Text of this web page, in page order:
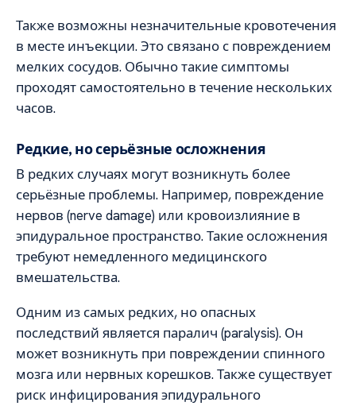
Также возможны незначительные кровотечения
в месте инъекции. Это связано с повреждением
мелких сосудов. Обычно такие симптомы
проходят самостоятельно в течение нескольких
часов.
Редкие, но серьёзные осложнения
В редких случаях могут возникнуть более
серьёзные проблемы. Например, повреждение
нервов (nerve damage) или кровоизлияние в
эпидуральное пространство. Такие осложнения
требуют немедленного медицинского
вмешательства.
Одним из самых редких, но опасных
последствий является паралич (paralysis). Он
может возникнуть при повреждении спинного
мозга или нервных корешков. Также существует
риск инфицирования эпидурального